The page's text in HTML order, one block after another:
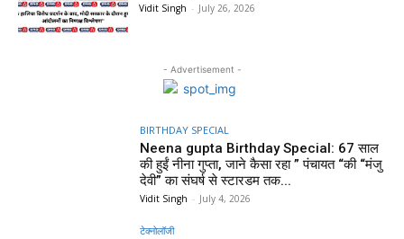
Vidit Singh - July 26, 2026
- Advertisement -
BIRTHDAY SPECIAL
Neena gupta Birthday Special: 67 साल
की हुईं नीना गुप्ता, जाने कैसा रहा ” पंचायत “की “मंजु
देवी” का संघर्ष से स्टारडम तक...
Vidit Singh - July 4, 2026
टेक्नोलॉजी